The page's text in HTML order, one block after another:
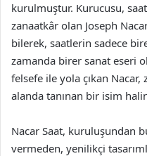
kurulmuştur. Kurucusu,
zanaatkâr olan Joseph
bilerek, saatlerin sadece
zamanda birer sanat eseri
felsefe ile yola çıkan Nacar,
alanda tanınan bir isim
Nacar Saat, kuruluşundan
vermeden, yenilikçi